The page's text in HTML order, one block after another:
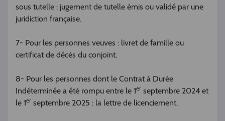
sous tutelle : jugement de tutelle émis ou validé par une
juridiction française.
7- Pour les personnes veuves : livret de famille ou
certificat de décès du conjoint.
8- Pour les personnes dont le Contrat à Durée
Indéterminée a été rompu entre le 1er septembre 2024 et
le 1er septembre 2025 : la lettre de licenciement.